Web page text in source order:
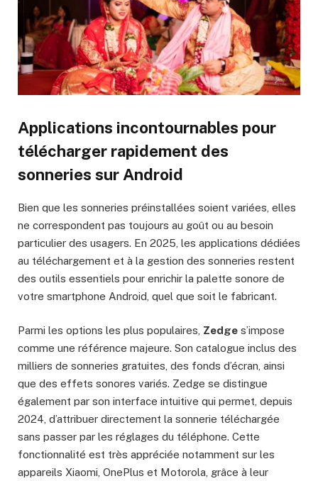
Applications incontournables pour
télécharger rapidement des
sonneries sur Android
Bien que les sonneries préinstallées soient variées, elles
ne correspondent pas toujours au goût ou au besoin
particulier des usagers. En 2025, les applications dédiées
au téléchargement et à la gestion des sonneries restent
des outils essentiels pour enrichir la palette sonore de
votre smartphone Android, quel que soit le fabricant.
Parmi les options les plus populaires, Zedge s’impose
comme une référence majeure. Son catalogue inclus des
milliers de sonneries gratuites, des fonds d’écran, ainsi
que des effets sonores variés. Zedge se distingue
également par son interface intuitive qui permet, depuis
2024, d’attribuer directement la sonnerie téléchargée
sans passer par les réglages du téléphone. Cette
fonctionnalité est très appréciée notamment sur les
appareils Xiaomi, OnePlus et Motorola, grâce à leur